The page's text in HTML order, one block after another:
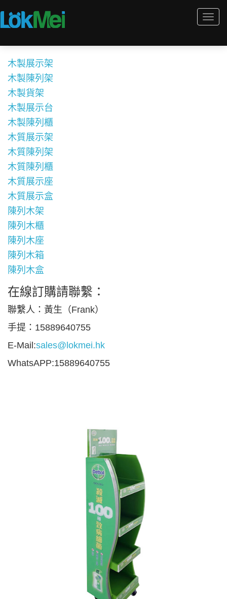
木製展示架
木製陳列架
木製貨架
木製展示台
木製陳列櫃
木質展示架
木質陳列架
木質陳列櫃
木質展示座
木質展示盒
陳列木架
陳列木櫃
陳列木座
陳列木箱
陳列木盒
在線訂購請聯繫：
聯繫人：黃生（Frank）
手提：15889640755
E-Mail:sales@lokmei.hk
WhatsAPP:15889640755